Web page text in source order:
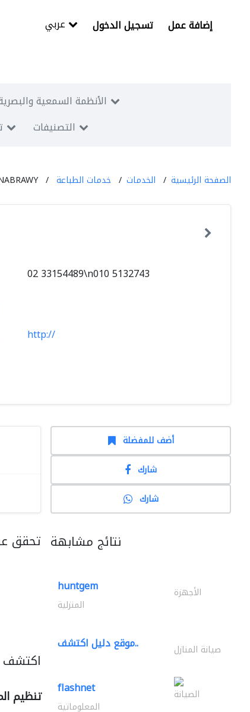
تسجيل الدخول إضافة عمل
الأنظمة السمعية
التصنيفات
الصفحة الرئيسية الخدمات خدمات الطباعة
02 33154489\n010 5132743
http://
تحقق
اكتشف
تنظيم
أضف للمفضلة
شارك
شارك
نتائج مشابهة
huntgem الأجهزة
المنزلية
موقع دليل اكتشف.. صيانة المنازل
flashnet الصيانة
المعلوماتية